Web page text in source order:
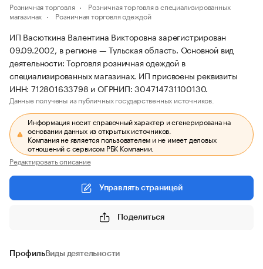
Розничная торговля
Розничная торговля в специализированных
магазинах
Розничная торговля одеждой
ИП Васюткина Валентина Викторовна зарегистрирован
09.09.2002, в регионе — Тульская область. Основной вид
деятельности: Торговля розничная одеждой в
специализированных магазинах. ИП присвоены реквизиты
ИНН: 712801633798 и ОГРНИП: 304714731100130.
Данные получены из публичных государственных источников.
Информация носит справочный характер и сгенерирована на
основании данных из открытых источников.
Компания не является пользователем и не имеет деловых
отношений с сервисом РБК Компании.
Редактировать описание
Управлять страницей
Поделиться
ПрофильВиды деятельности